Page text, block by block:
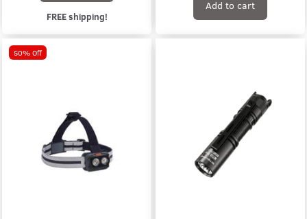
FREE shipping!
Add to cart
50% Off